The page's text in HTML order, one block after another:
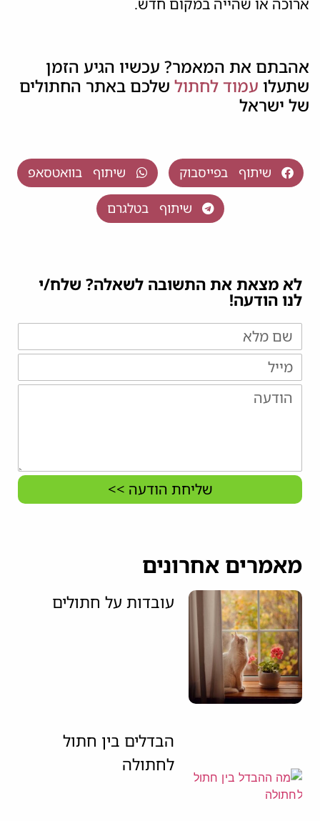
אהבתם את המאמר? עכשיו הגיע הזמן
שתעלו עמוד לחתול שלכם באתר החתולים
של ישראל
שיתוף בפייסבוק שיתוף בוואטסאפ
שיתוף בטלגרם
לא מצאת את התשובה לשאלה? שלח/י
לנו הודעה!
שליחת הודעה >>
מאמרים אחרונים
עובדות על חתולים
הבדלים בין חתול
לחתולה